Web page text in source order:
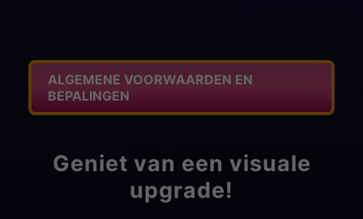
ALGEMENE VOORWAARDEN EN
BEPALINGEN
Geniet van een visuale
upgrade!